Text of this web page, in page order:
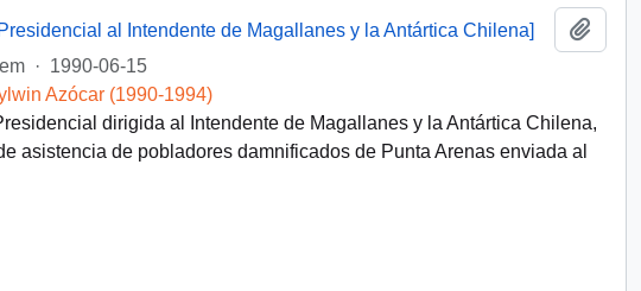
al Intendente de Magallanes y la Antártica Chilena]
· 1990-06-15
Azócar (1990-1994)
dirigida al Intendente de Magallanes y la Antártica Chilena,
asistencia de pobladores damnificados de Punta Arenas enviada al